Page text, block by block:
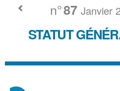
n°87 Janvier
STATUT